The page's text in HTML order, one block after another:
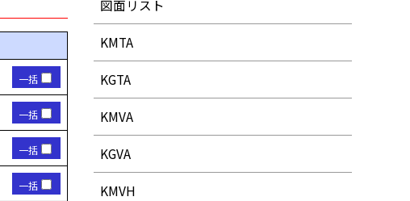
一括
一括
一括
一括
図面リスト
KMTA
KGTA
KMVA
KGVA
KMVH